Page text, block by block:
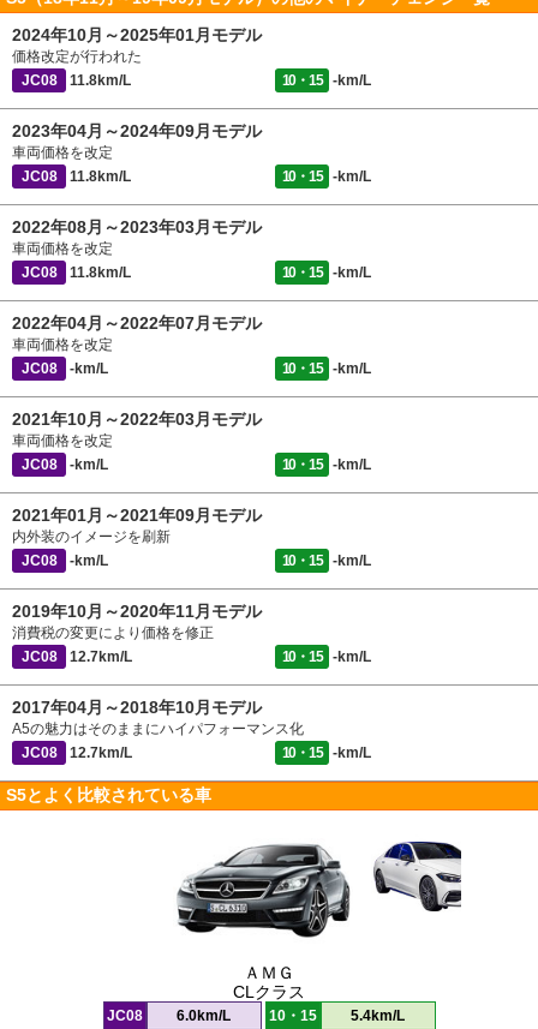
2024年10月～2025年01月モデル
価格改定が行われた
JC08
11.8km/L 10・15 -km/L
2023年04月～2024年09月モデル
車両価格を改定
JC08
11.8km/L 10・15 -km/L
2022年08月～2023年03月モデル
車両価格を改定
JC08
11.8km/L 10・15 -km/L
2022年04月～2022年07月モデル
車両価格を改定
JC08
-km/L 10・15 -km/L
2021年10月～2022年03月モデル
車両価格を改定
JC08
-km/L 10・15 -km/L
2021年01月～2021年09月モデル
内外装のイメージを刷新
JC08
-km/L 10・15 -km/L
2019年10月～2020年11月モデル
消費税の変更により価格を修正
JC08
12.7km/L 10・15 -km/L
2017年04月～2018年10月モデル
A5の魅力はそのままにハイパフォーマンス化
JC08
12.7km/L 10・15 -km/L
S5とよく比較されている車
ＡＭＧ
CLクラス
JC08 6.0km/L 10・15 5.4km/L